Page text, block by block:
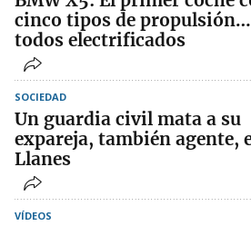
cinco tipos de
todos electrificados
SOCIEDAD
Un guardia civil mata a su
expareja, también agente,
Llanes
VÍDEOS